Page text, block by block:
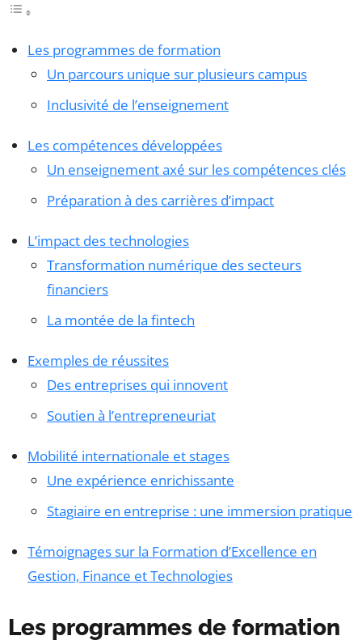
Les programmes de formation
Un parcours unique sur plusieurs campus
Inclusivité de l’enseignement
Les compétences développées
Un enseignement axé sur les compétences clés
Préparation à des carrières d’impact
L’impact des technologies
Transformation numérique des secteurs
financiers
La montée de la fintech
Exemples de réussites
Des entreprises qui innovent
Soutien à l’entrepreneuriat
Mobilité internationale et stages
Une expérience enrichissante
Stagiaire en entreprise : une immersion pratique
Témoignages sur la Formation d’Excellence en
Gestion, Finance et Technologies
Les programmes de formation